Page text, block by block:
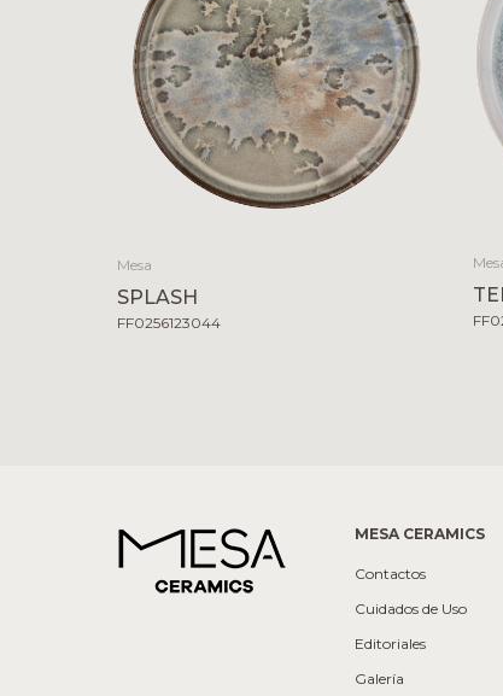
Mesa
SPLASH
FF0256123044
MESA CERAMICS
Contactos
Cuidados de Uso
Editoriales
Galería